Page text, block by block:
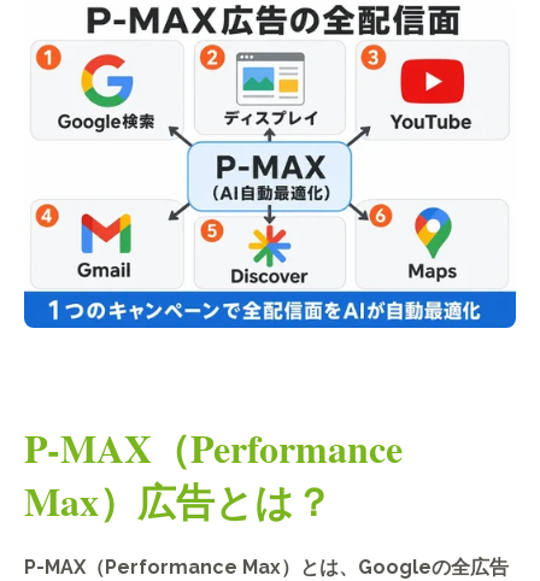
P-MAX（Performance
Max）広告とは？
P-MAX（Performance Max）とは、Googleの全広告